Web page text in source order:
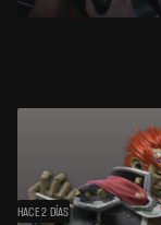
HACE 2 DÍAS